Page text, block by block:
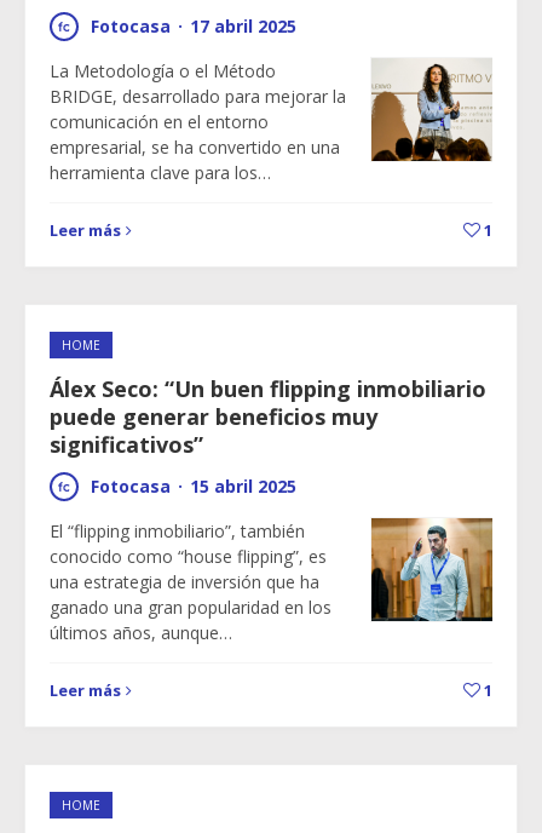
Fotocasa · 17 abril 2025
La Metodología o el Método
BRIDGE, desarrollado para mejorar la
comunicación en el entorno
empresarial, se ha convertido en una
herramienta clave para los…
Leer más 1
HOME
Álex Seco: “Un buen flipping inmobiliario
puede generar beneficios muy
significativos”
Fotocasa · 15 abril 2025
El “flipping inmobiliario”, también
conocido como “house flipping”, es
una estrategia de inversión que ha
ganado una gran popularidad en los
últimos años, aunque…
Leer más 1
HOME